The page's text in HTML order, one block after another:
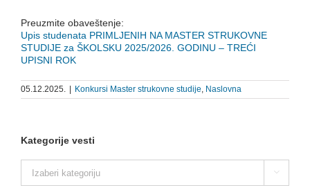
Preuzmite obaveštenje:
Upis studenata PRIMLJENIH NA MASTER STRUKOVNE
STUDIJE za ŠKOLSKU 2025/2026. GODINU – TREĆI
UPISNI ROK
05.12.2025. Konkursi Master strukovne studije, Naslovna
Kategorije vesti
vesti
